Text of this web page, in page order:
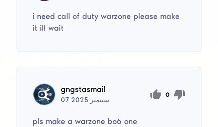
i need call of duty warzone please make
it ill wait
gngstasmail
07 سبتمبر
0
pls make a warzone bo6 one